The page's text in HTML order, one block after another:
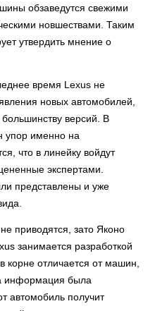
обзаведутся свежими
новшествами. Таким
утвердить мнение о
время Lexus не
новых автомобилей,
версий. В
упор именно на
что в линейку войдут
экспертами.
представлены и уже
приводятся, зато Яконо
занимается разработкой
корне отличается от машин,
информация была
автомобиль получит